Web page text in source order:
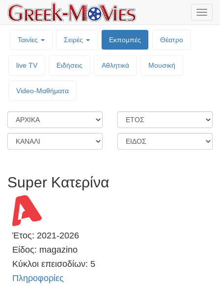
Ταινίες Σειρές Εκπομπές Θέατρο
live TV Ειδήσεις Αθλητικά Μουσική
Video-Mαθήματα
Super Κατερίνα
Έτος: 2021-2026
Είδος: magazino
Κύκλοι επεισοδίων: 5
Πληροφορίες